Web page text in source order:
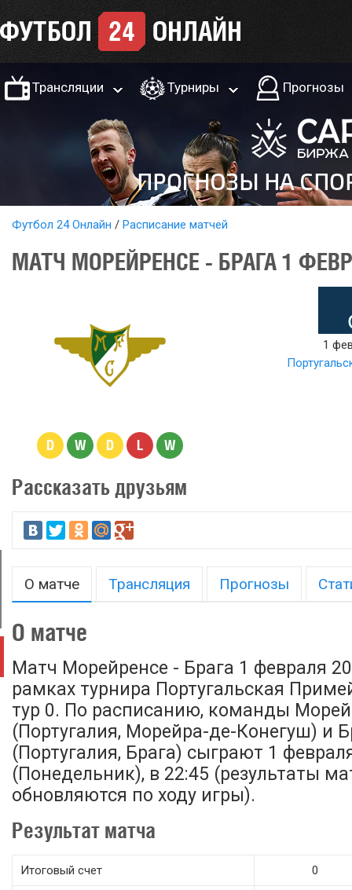
Трансляции Турниры Прогнозы
Футбол 24 Онлайн Расписание матчей
МАТЧ МОРЕЙРЕНСЕ - БРАГА 1
D W D L W
1
Рассказать друзьям
О матче Трансляция Прогнозы
О матче
Матч Морейренсе - Брага 1 февраля
рамках турнира Португальская
тур 0. По расписанию, команды
(Португалия, Морейра-де-Конегуш) и
(Португалия, Брага) сыграют 1
(Понедельник), в 22:45 (результаты
обновляются по ходу игры).
Результат матча
Итоговый счет 0